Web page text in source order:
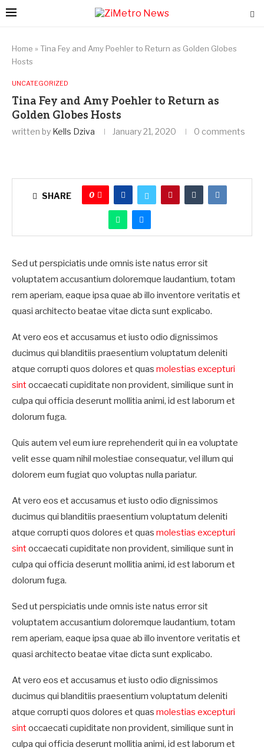
Home » Tina Fey and Amy Poehler to Return as Golden Globes
Hosts
UNCATEGORIZED
Tina Fey and Amy Poehler to Return as
Golden Globes Hosts
written by Kells Dziva January 21, 2020 0 comments
SHARE 0
Sed ut perspiciatis unde omnis iste natus error sit
voluptatem accusantium doloremque laudantium, totam
rem aperiam, eaque ipsa quae ab illo inventore veritatis et
quasi architecto beatae vitae dicta sunt explicabo.
At vero eos et accusamus et iusto odio dignissimos
ducimus qui blanditiis praesentium voluptatum deleniti
atque corrupti quos dolores et quas molestias excepturi
sintoccaecati cupiditate non provident, similique sunt in
culpa qui officia deserunt mollitia animi, id est laborum et
dolorum fuga.
Quis autem vel eum iure reprehenderit qui in ea voluptate
velit esse quam nihil molestiae consequatur, vel illum qui
dolorem eum fugiat quo voluptas nulla pariatur.
At vero eos et accusamus et iusto odio dignissimos
ducimus qui blanditiis praesentium voluptatum deleniti
atque corrupti quos dolores et quas molestias excepturi
sintoccaecati cupiditate non provident, similique sunt in
culpa qui officia deserunt mollitia animi, id est laborum et
dolorum fuga.
Sed ut perspiciatis unde omnis iste natus error sit
voluptatem accusantium doloremque laudantium, totam
rem aperiam, eaque ipsa quae ab illo inventore veritatis et
quasi architecto beatae vitae dicta sunt explicabo.
At vero eos et accusamus et iusto odio dignissimos
ducimus qui blanditiis praesentium voluptatum deleniti
atque corrupti quos dolores et quas molestias excepturi
sintoccaecati cupiditate non provident, similique sunt in
culpa qui officia deserunt mollitia animi, id est laborum et